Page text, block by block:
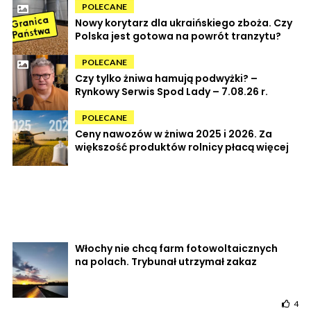
POLECANE
Nowy korytarz dla ukraińskiego zboża. Czy
Polska jest gotowa na powrót tranzytu?
POLECANE
Czy tylko żniwa hamują podwyżki? –
Rynkowy Serwis Spod Lady – 7.08.26 r.
POLECANE
Ceny nawozów w żniwa 2025 i 2026. Za
większość produktów rolnicy płacą więcej
Włochy nie chcą farm fotowoltaicznych
na polach. Trybunał utrzymał zakaz
4